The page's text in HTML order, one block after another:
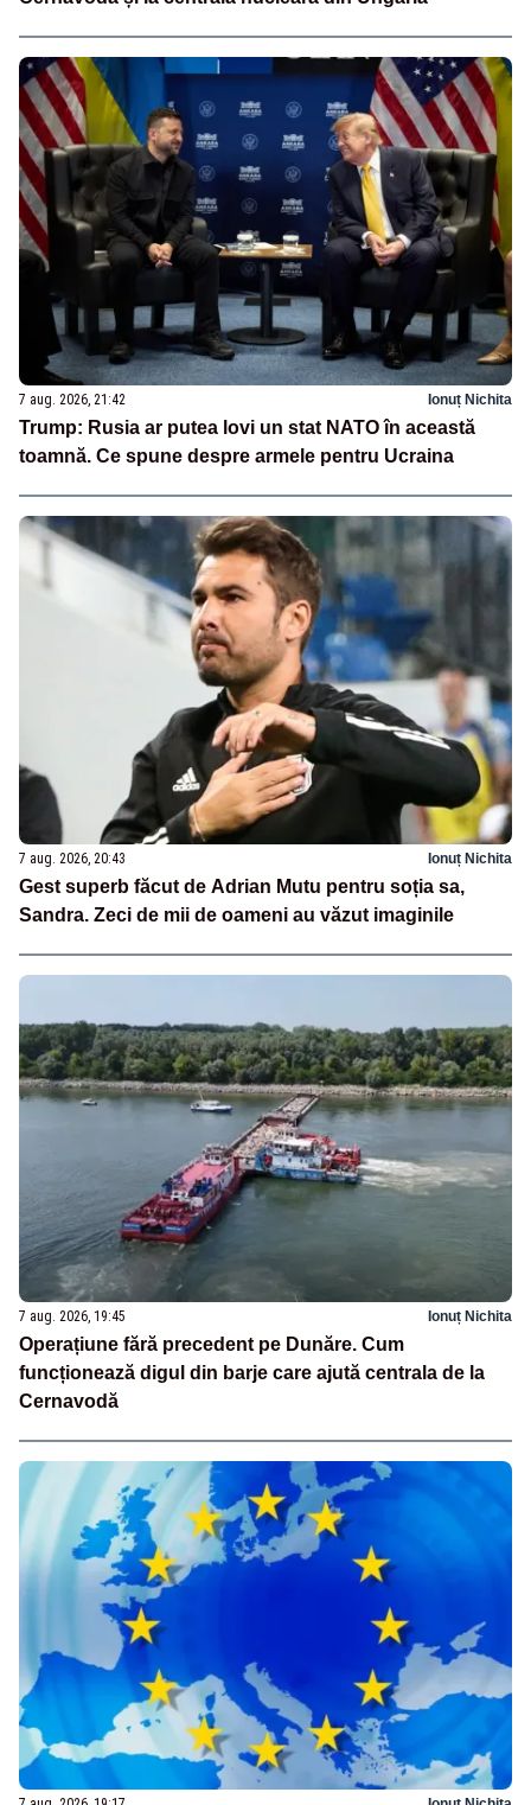
7 aug. 2026, 21:42 Ionuț Nichita
Trump: Rusia ar putea lovi un stat NATO în această
toamnă. Ce spune despre armele pentru Ucraina
7 aug. 2026, 20:43 Ionuț Nichita
Gest superb făcut de Adrian Mutu pentru soția sa,
Sandra. Zeci de mii de oameni au văzut imaginile
7 aug. 2026, 19:45 Ionuț Nichita
Operațiune fără precedent pe Dunăre. Cum
funcționează digul din barje care ajută centrala de la
Cernavodă